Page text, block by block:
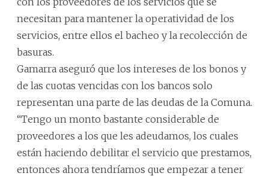
necesitan para mantener la operatividad de los
servicios, entre ellos el bacheo y la recolección de
basuras.
Gamarra aseguró que los intereses de los bonos y
de las cuotas vencidas con los bancos solo
representan una parte de las deudas de la Comuna.
“Tengo un monto bastante considerable de
proveedores a los que les adeudamos, los cuales
están haciendo debilitar el servicio que prestamos,
entonces ahora tendríamos que empezar a tener